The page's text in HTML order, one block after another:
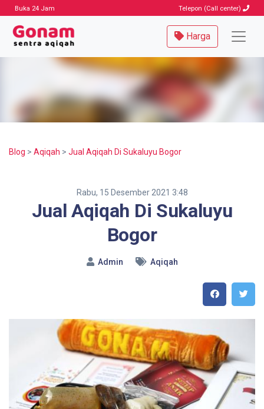
Buka 24 Jam Telepon (Call center)
Harga
Blog > Aqiqah > Jual Aqiqah Di Sukaluyu Bogor
Rabu, 15 Desember 2021 3:48
Jual Aqiqah Di Sukaluyu
Bogor
Admin Aqiqah